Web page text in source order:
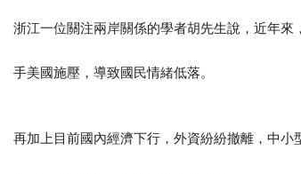
浙江一位關注兩岸關係的學者胡先生說，近年
手美國施壓，導致國民情緒低落。
再加上目前國內經濟下行，外資紛紛撤離，中